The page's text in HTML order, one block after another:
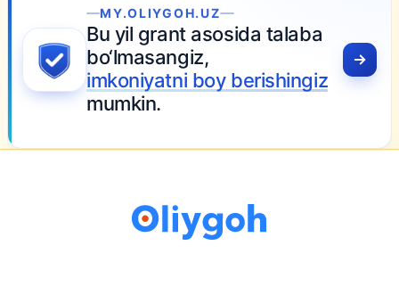
MY.OLIYGOH.UZ
Bu yil grant asosida talaba
bo‘lmasangiz,
imkoniyatni boy berishingiz
mumkin.